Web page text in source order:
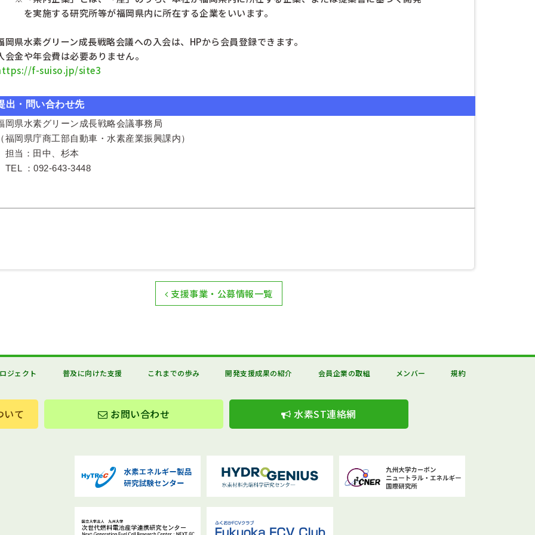
を実施する研究所等が福岡県内に所在する企業をいいます。
岡県水素グリーン成長戦略会議への入会は、HPから会員登録できます。
会金や年会費は必要ありません。
f-suiso.jp/site3
出・問い合わせ先
岡県水素グリーン成長戦略会議事務局
福岡県庁商工部自動車・水素産業振興課内）
当：田中、杉本
：092-643-3448
支援事業・公募情報一覧
ジェクト 普及に向けた支援 これまでの歩み 開発支援成果の紹介 会員企業の取組 メンバー 規約
いて お問い合わせ 水素ST連絡網